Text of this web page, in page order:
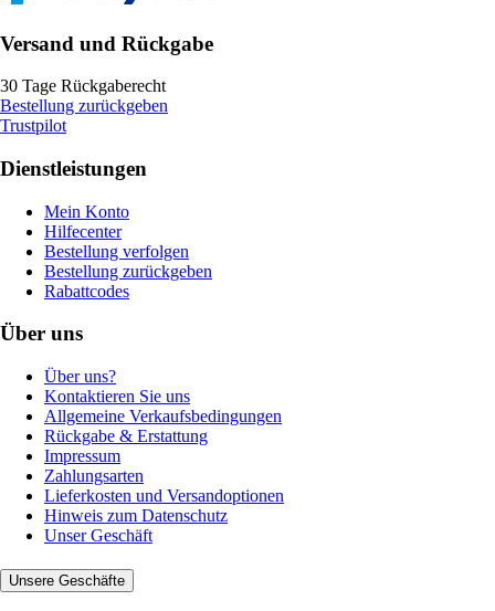
Versand und Rückgabe
30 Tage Rückgaberecht
Bestellung zurückgeben
Trustpilot
Dienstleistungen
Mein Konto
Hilfecenter
Bestellung verfolgen
Bestellung zurückgeben
Rabattcodes
Über uns
Über uns?
Kontaktieren Sie uns
Allgemeine Verkaufsbedingungen
Rückgabe & Erstattung
Impressum
Zahlungsarten
Lieferkosten und Versandoptionen
Hinweis zum Datenschutz
Unser Geschäft
Unsere Geschäfte